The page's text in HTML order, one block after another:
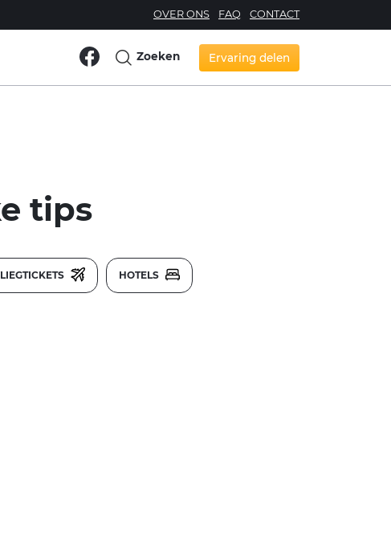
OVER ONS FAQ CONTACT
Zoeken Ervaring delen
tips
HOTELS